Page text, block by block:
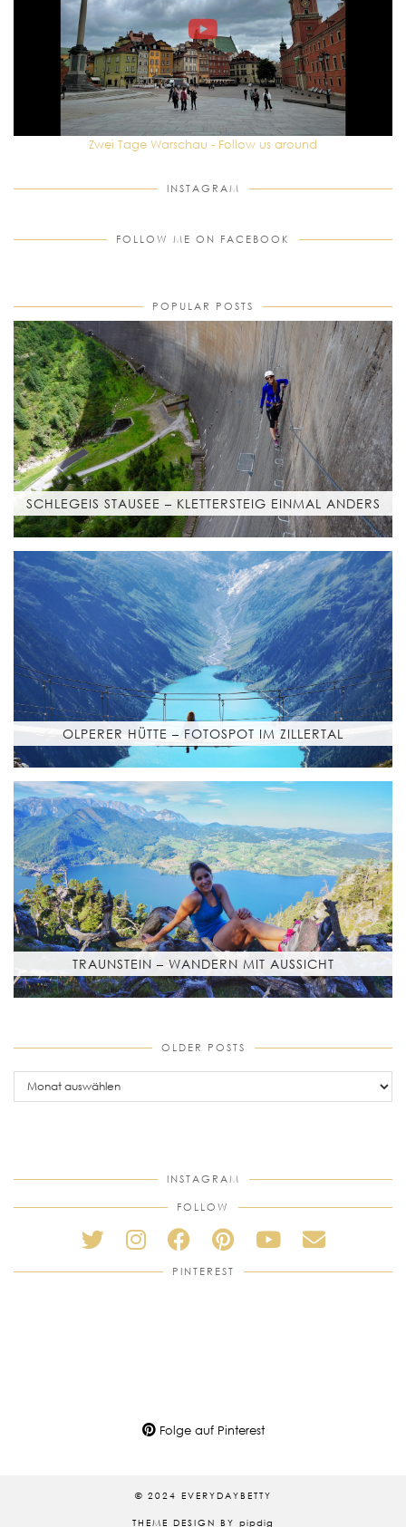
Zwei Tage Warschau - Follow us around
INSTAGRAM
FOLLOW ME ON FACEBOOK
POPULAR POSTS
SCHLEGEIS STAUSEE – KLETTERSTEIG EINMAL ANDERS
OLPERER HÜTTE – FOTOSPOT IM ZILLERTAL
TRAUNSTEIN – WANDERN MIT AUSSICHT
OLDER POSTS
older
posts
INSTAGRAM
FOLLOW
PINTEREST
Folge auf Pinterest
© 2024 EVERYDAYBETTY
THEME DESIGN BY pipdig